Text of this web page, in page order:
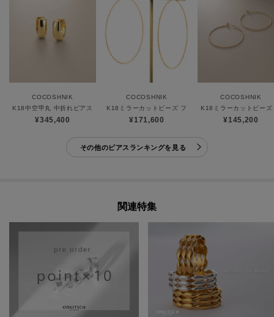
COCOSHNIK
K18中空甲丸 中折れピアス
¥345,400
COCOSHNIK
K18ミラーカットビーズ フープピアス（大）
¥171,600
COCOSHNIK
K18ミラーカットビー
¥145,200
その他のピアスランキングを見る
関連特集